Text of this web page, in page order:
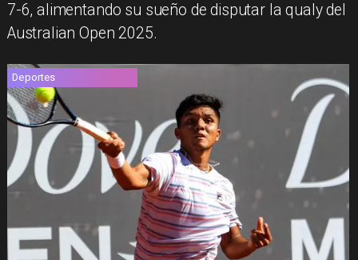
7-6, alimentando su sueño de disputar la qualy del
Australian Open 2025.
Deportes